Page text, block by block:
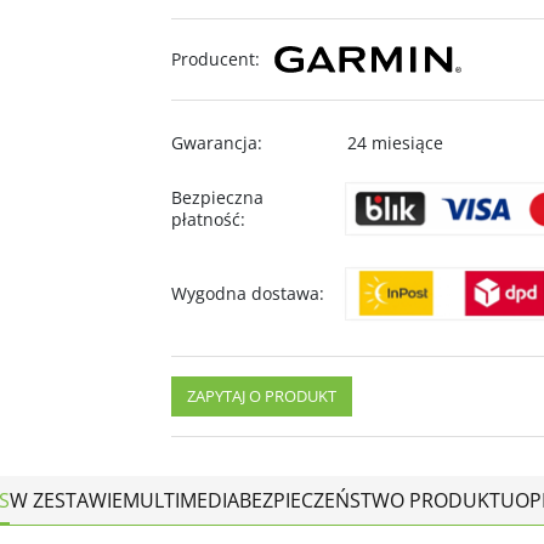
Producent:
Gwarancja: 24 miesiące
Bezpieczna
płatność:
Wygodna dostawa:
ZAPYTAJ O PRODUKT
W ZESTAWIEMULTIMEDIABEZPIECZEŃSTWO PRODUKTU